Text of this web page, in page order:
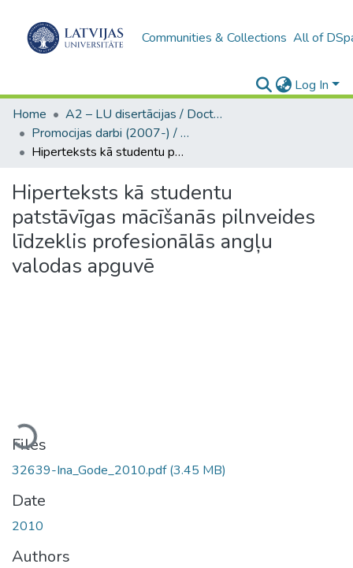
Communities & Collections All of
Log In
Home
A2 – LU disertācijas / Doctoral theses UL
Promocijas darbi (2007-) / Theses PhD
Hiperteksts kā studentu patstāvīgas mācīšanās pilnveides līdzeklis profesionālās angļu valodas apguvē
Hiperteksts kā studentu
patstāvīgas mācīšanās pilnveides
līdzeklis profesionālās angļu
valodas apguvē
Loading...
Files
32639-Ina_Gode_2010.pdf(3.45 MB)
Date
2010
Authors